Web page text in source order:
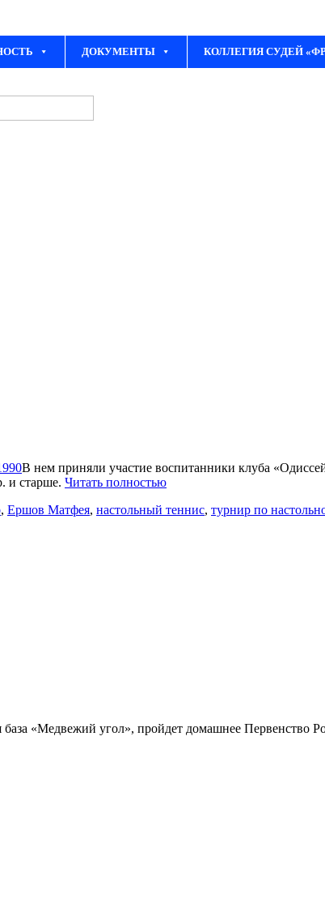
ДОКУМЕНТЫ КОЛЛЕГИЯ СУДЕЙ
В нем приняли участие воспитанники клуба
и старше. Читать полностью
, Ершов Матфея, настольный теннис, турнир по
«Медвежий угол», пройдет домашнее Первенство